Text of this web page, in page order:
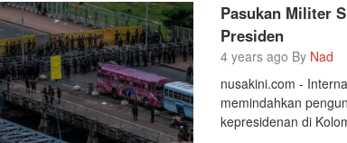
Pasukan Militer
Presiden
4 years ago By Nad
nusakini.com -
memindahkan
kepresidenan di